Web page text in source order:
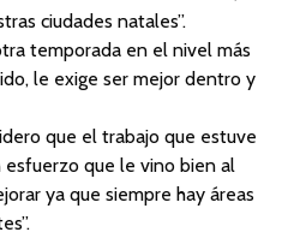
ciudades natales”.
temporada en el nivel más
le exige ser mejor dentro y
que el trabajo que estuve
que le vino bien al
ya que siempre hay áreas